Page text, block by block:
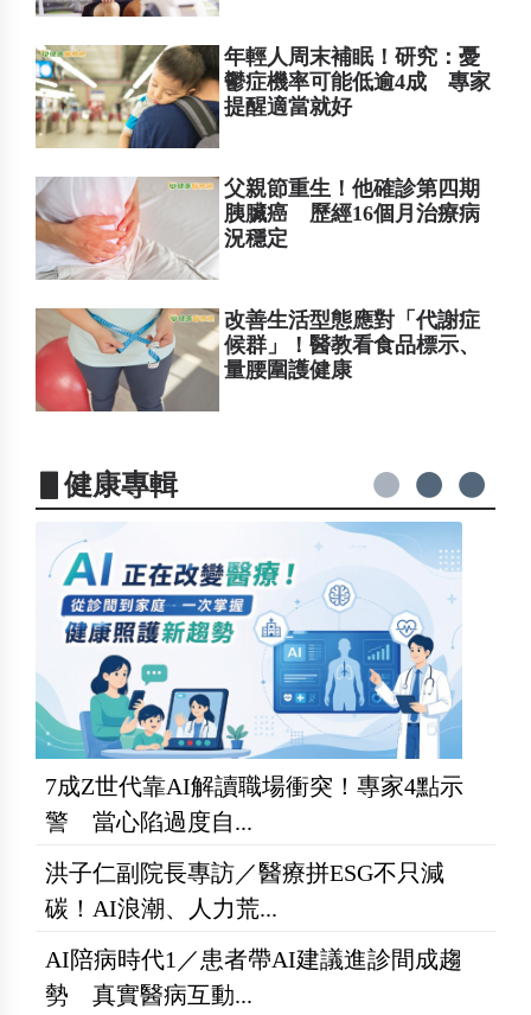
年輕人周末補眠！研究：憂
鬱症機率可能低逾4成 專家
提醒適當就好
父親節重生！他確診第四期
胰臟癌 歷經16個月治療病
況穩定
改善生活型態應對「代謝症
候群」！醫教看食品標示、
量腰圍護健康
▋健康專輯
7成Z世代靠AI解讀職場衝突！專家4點示
警 當心陷過度自...
洪子仁副院長專訪／醫療拼ESG不只減
碳！AI浪潮、人力荒...
AI陪病時代1／患者帶AI建議進診間成趨
勢 真實醫病互動...